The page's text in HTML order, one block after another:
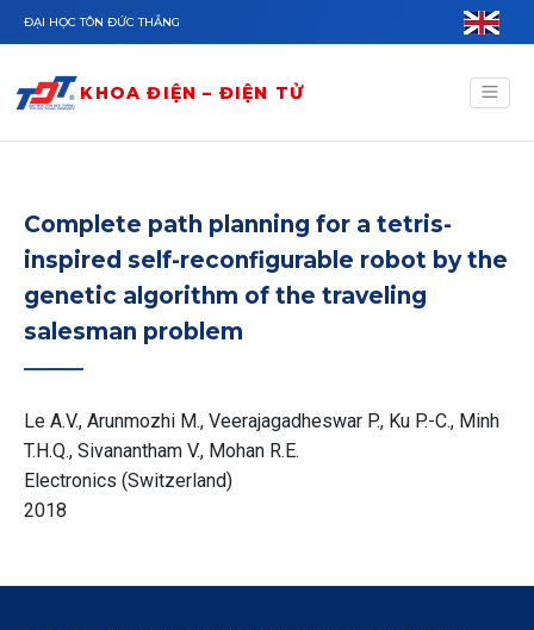
Nhảy đến nội dung
ĐẠI HỌC TÔN ĐỨC THẮNG
KHOA ĐIỆN – ĐIỆN TỬ
Complete path planning for a tetris-
inspired self-reconfigurable robot by the
genetic algorithm of the traveling
salesman problem
Le A.V., Arunmozhi M., Veerajagadheswar P., Ku P.-C., Minh
T.H.Q., Sivanantham V., Mohan R.E.
Electronics (Switzerland)
2018